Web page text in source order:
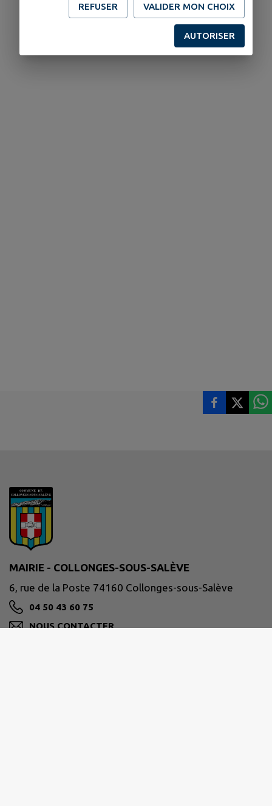
MAIRIE - COLLONGES-SOUS-SALÈVE
6, rue de la Poste 74160 Collonges-sous-Salève
04 50 43 60 75
NOUS CONTACTER
REFUSER VALIDER MON CHOIX
AUTORISER